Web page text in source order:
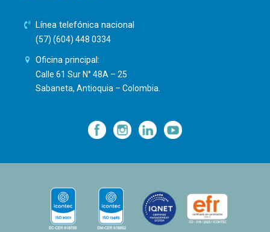
Línea telefónica nacional
(57) (604) 448 0334
Oficina principal:
Calle 61 Sur N° 48A – 25
Sabaneta, Antioquia – Colombia.
— — —